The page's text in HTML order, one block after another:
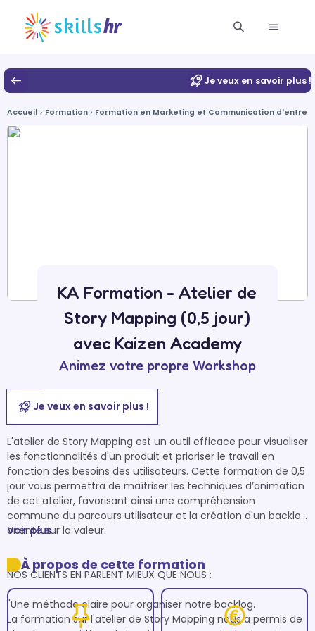
Je veux en savoir plus !
Accueil Formation Formation en Marketing et Communication
KA Formation - Atelier de
Story Mapping (0,5 jour)
avec Kaizen Academy
Animez votre propre Workshop
Je veux en savoir plus !
L'atelier de Story Mapping est un outil efficace pour visualiser
les fonctionnalités d'un produit et prioriser le travail en
fonction des besoins des utilisateurs. Cette formation de 0,5
jour vous permettra de maîtriser les techniques d’animation
de cet atelier, favorisant ainsi une compréhension
commune du parcours utilisateur et la création d'un backlog
orienté sur la valeur.
NOS CLIENTS EN PARLENT MIEUX QUE NOUS :
"Une méthode claire pour organiser notre backlog.
La formation sur l'atelier de Story Mapping nous a permis de
Voir plus
À propos de cette formation